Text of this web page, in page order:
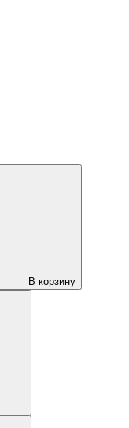
В корзину